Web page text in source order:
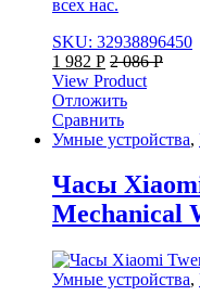
всех нас.
SKU: 32938896450
1 982 Р 2 086Р
View Product
Отложить
Сравнить
Умные устройства,
Часы
Mechanical
Умные устройства,